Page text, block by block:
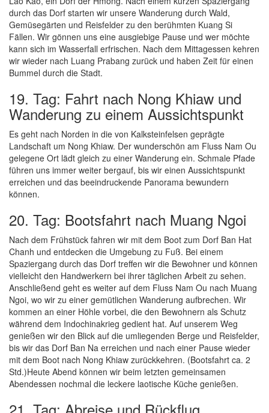
durch das Dorf starten wir unsere Wanderung durch Wald,
Gemüsegärten und Reisfelder zu den berühmten Kuang Si
Fällen. Wir gönnen uns eine ausgiebige Pause und wer möchte
kann sich im Wasserfall erfrischen. Nach dem Mittagessen kehren
wir wieder nach Luang Prabang zurück und haben Zeit für einen
Bummel durch die Stadt.
19. Tag: Fahrt nach Nong Khiaw und
Wanderung zu einem Aussichtspunkt
Es geht nach Norden in die von Kalksteinfelsen geprägte
Landschaft um Nong Khiaw. Der wunderschön am Fluss Nam Ou
gelegene Ort lädt gleich zu einer Wanderung ein. Schmale Pfade
führen uns immer weiter bergauf, bis wir einen Aussichtspunkt
erreichen und das beeindruckende Panorama bewundern
können.
20. Tag: Bootsfahrt nach Muang Ngoi
Nach dem Frühstück fahren wir mit dem Boot zum Dorf Ban Hat
Chanh und entdecken die Umgebung zu Fuß. Bei einem
Spaziergang durch das Dorf treffen wir die Bewohner und können
vielleicht den Handwerkern bei ihrer täglichen Arbeit zu sehen.
Anschließend geht es weiter auf dem Fluss Nam Ou nach Muang
Ngoi, wo wir zu einer gemütlichen Wanderung aufbrechen. Wir
kommen an einer Höhle vorbei, die den Bewohnern als Schutz
während dem Indochinakrieg gedient hat. Auf unserem Weg
genießen wir den Blick auf die umliegenden Berge und Reisfelder,
bis wir das Dorf Ban Na erreichen und nach einer Pause wieder
mit dem Boot nach Nong Khiaw zurückkehren. (Bootsfahrt ca. 2
Std.)Heute Abend können wir beim letzten gemeinsamen
Abendessen nochmal die leckere laotische Küche genießen.